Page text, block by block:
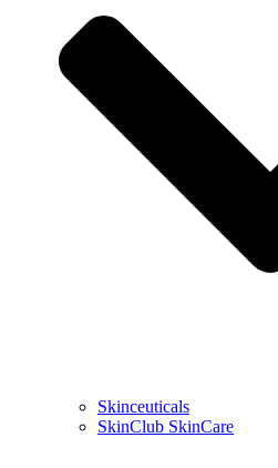
Skinceuticals
SkinClub SkinCare